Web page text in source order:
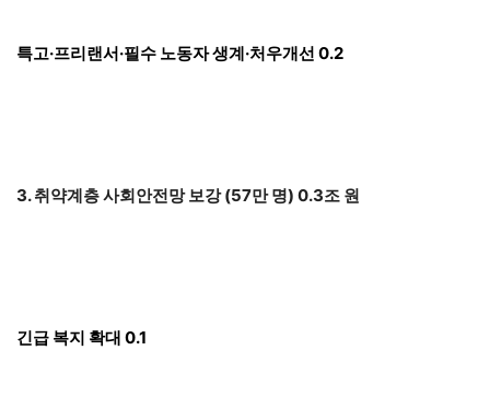
특고·프리랜서·필수 노동자 생계·처우개선 0.2
3. 취약계층 사회안전망 보강 (57만 명) 0.3조 원
긴급 복지 확대 0.1